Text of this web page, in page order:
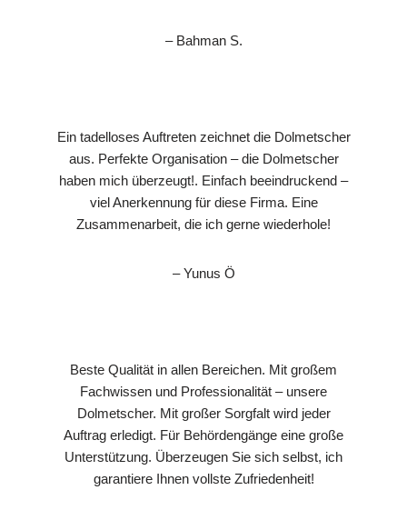
– Bahman S.
Ein tadelloses Auftreten zeichnet die Dolmetscher
aus. Perfekte Organisation – die Dolmetscher
haben mich überzeugt!. Einfach beeindruckend –
viel Anerkennung für diese Firma. Eine
Zusammenarbeit, die ich gerne wiederhole!
– Yunus Ö
Beste Qualität in allen Bereichen. Mit großem
Fachwissen und Professionalität – unsere
Dolmetscher. Mit großer Sorgfalt wird jeder
Auftrag erledigt. Für Behördengänge eine große
Unterstützung. Überzeugen Sie sich selbst, ich
garantiere Ihnen vollste Zufriedenheit!